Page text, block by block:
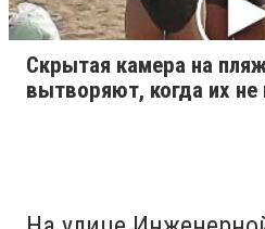
Скрытая камера на
вытворяют, когда их не